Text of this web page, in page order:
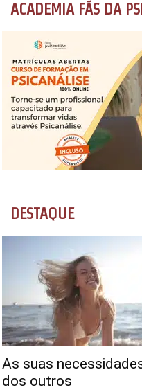
ACADEMIA FÃS DA
DESTAQUE
As suas
dos outros